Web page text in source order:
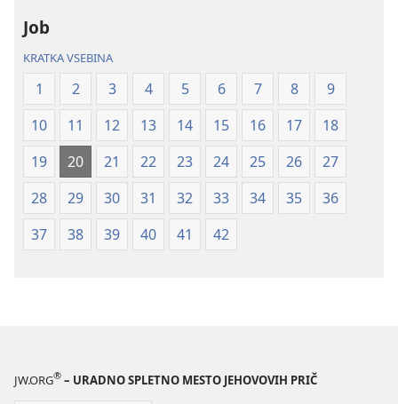
2021)2021)
Job
KRATKA VSEBINA
1 2 3 4 5 6 7 8
9
10
11 12 13 14 15 16 17
18
19
20 21 22 23 24 25 26
27
28
29 30 31 32 33 34 35
36
37
38 39 40 41 42
JW.ORG® – URADNO SPLETNO MESTO JEHOVOVIH PRIČ